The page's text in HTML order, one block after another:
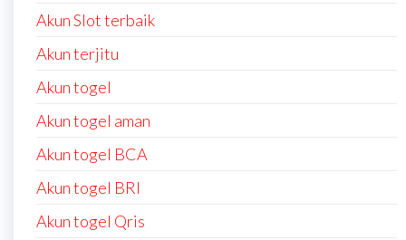
Akun Slot terbaik
Akun terjitu
Akun togel
Akun togel aman
Akun togel BCA
Akun togel BRI
Akun togel Qris